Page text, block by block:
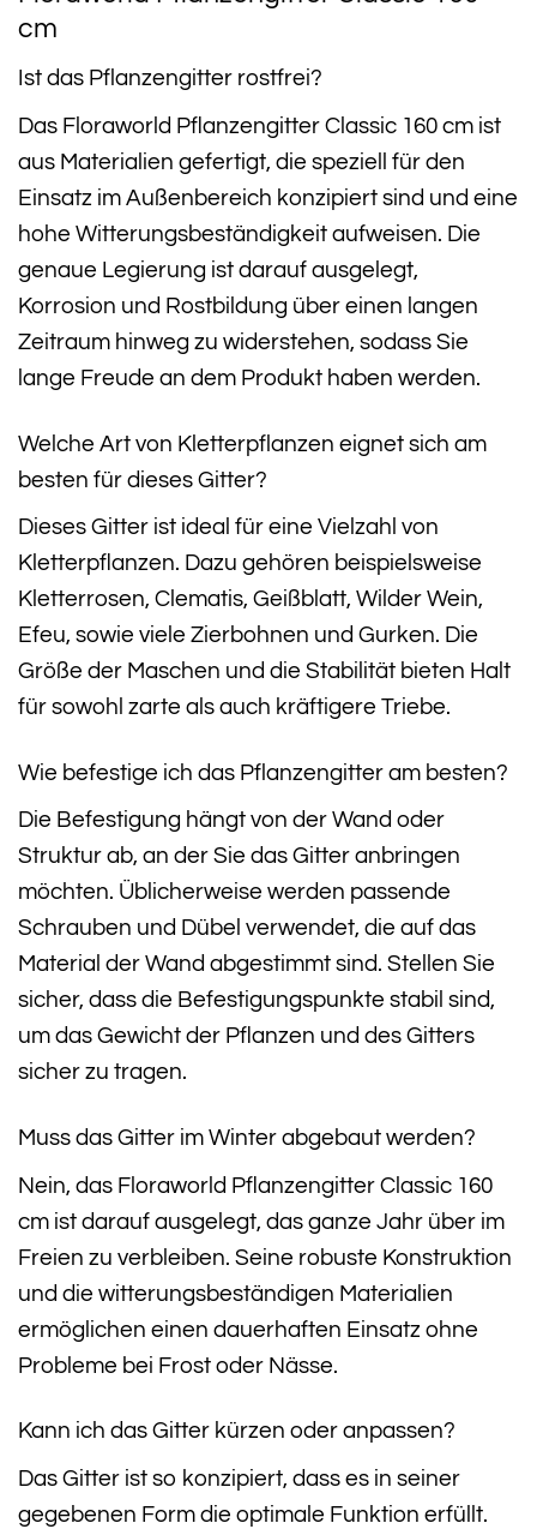
cm
Ist das Pflanzengitter rostfrei?
Das Floraworld Pflanzengitter Classic 160 cm ist
aus Materialien gefertigt, die speziell für den
Einsatz im Außenbereich konzipiert sind und eine
hohe Witterungsbeständigkeit aufweisen. Die
genaue Legierung ist darauf ausgelegt,
Korrosion und Rostbildung über einen langen
Zeitraum hinweg zu widerstehen, sodass Sie
lange Freude an dem Produkt haben werden.
Welche Art von Kletterpflanzen eignet sich am
besten für dieses Gitter?
Dieses Gitter ist ideal für eine Vielzahl von
Kletterpflanzen. Dazu gehören beispielsweise
Kletterrosen, Clematis, Geißblatt, Wilder Wein,
Efeu, sowie viele Zierbohnen und Gurken. Die
Größe der Maschen und die Stabilität bieten Halt
für sowohl zarte als auch kräftigere Triebe.
Wie befestige ich das Pflanzengitter am besten?
Die Befestigung hängt von der Wand oder
Struktur ab, an der Sie das Gitter anbringen
möchten. Üblicherweise werden passende
Schrauben und Dübel verwendet, die auf das
Material der Wand abgestimmt sind. Stellen Sie
sicher, dass die Befestigungspunkte stabil sind,
um das Gewicht der Pflanzen und des Gitters
sicher zu tragen.
Muss das Gitter im Winter abgebaut werden?
Nein, das Floraworld Pflanzengitter Classic 160
cm ist darauf ausgelegt, das ganze Jahr über im
Freien zu verbleiben. Seine robuste Konstruktion
und die witterungsbeständigen Materialien
ermöglichen einen dauerhaften Einsatz ohne
Probleme bei Frost oder Nässe.
Kann ich das Gitter kürzen oder anpassen?
Das Gitter ist so konzipiert, dass es in seiner
gegebenen Form die optimale Funktion erfüllt.